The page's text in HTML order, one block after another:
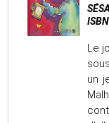
Le
un